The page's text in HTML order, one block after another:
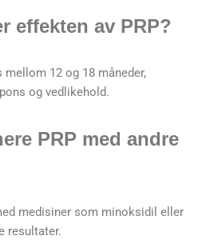
effekten av PRP?
mellom 12 og 18 måneder,
og vedlikehold.
PRP med andre
medisiner som minoksidil eller
resultater.